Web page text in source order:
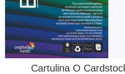
Cartulina O